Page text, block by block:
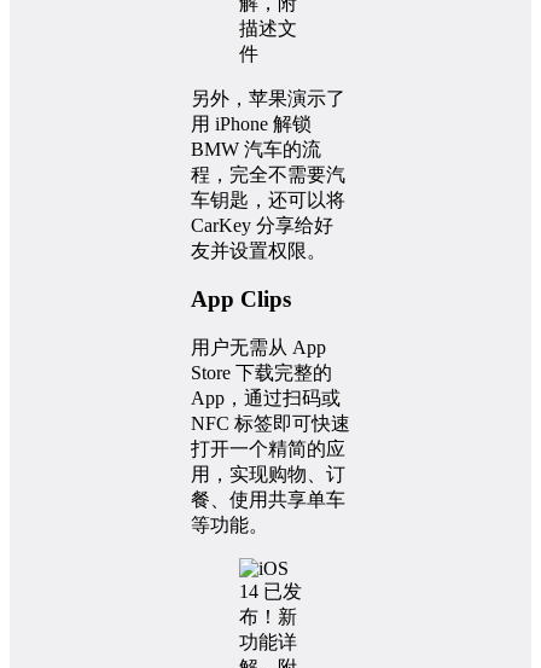
另外，苹果演示了
用 iPhone 解锁
BMW 汽车的流
程，完全不需要汽
车钥匙，还可以将
CarKey 分享给好
友并设置权限。
App Clips
用户无需从 App
Store 下载完整的
App，通过扫码或
NFC 标签即可快速
打开一个精简的应
用，实现购物、订
餐、使用共享单车
等功能。